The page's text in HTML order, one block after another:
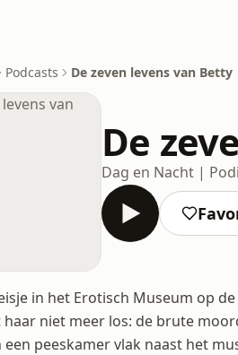
Podcasts De zeven levens van Betty
De
Dag en Nacht |
in het Erotisch Museum op
haar niet meer los: de brute
een peeskamer vlak naast het